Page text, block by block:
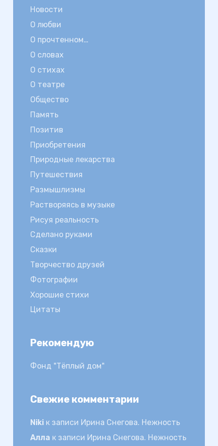
Новости
О любви
О прочтенном…
О словах
О стихах
О театре
Общество
Память
Позитив
Приобретения
Природные лекарства
Путешествия
Размышлизмы
Растворяясь в музыке
Рисуя реальность
Сделано руками
Сказки
Творчество друзей
Фотографии
Хорошие стихи
Цитаты
Рекомендую
Фонд "Тёплый дом"
Свежие комментарии
Nikiк записи Ирина Снегова. Нежность
Алла к записи Ирина Снегова. Нежность